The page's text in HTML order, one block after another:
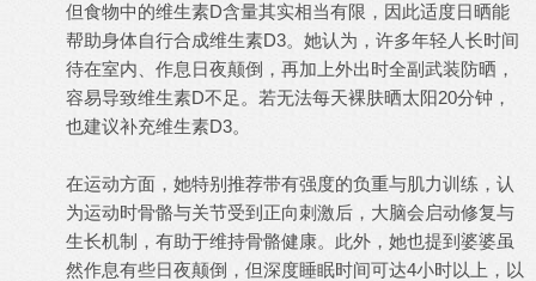
但食物中的维生素D含量其实相当有限，因此适度日晒能
帮助身体自行合成维生素D3。她认为，许多年轻人长时间
待在室内、作息日夜颠倒，再加上外出时全副武装防晒，
容易导致维生素D不足。若无法每天裸肤晒太阳20分钟，
也建议补充维生素D3。
在运动方面，她特别推荐带有强度的负重与肌力训练，认
为运动时骨骼与关节受到正向刺激后，大脑会启动修复与
生长机制，有助于维持骨骼健康。此外，她也提到婆婆虽
然作息有些日夜颠倒，但深度睡眠时间可达4小时以上，以